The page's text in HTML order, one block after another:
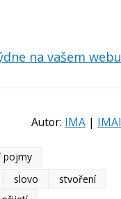
na vašem webu
Autor: IMA| IMAI
pojmy
slovo
stvoření